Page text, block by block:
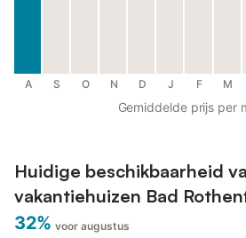
A S O N D J F M
Gemiddelde prijs per
Huidige beschikbaarheid
vakantiehuizen Bad
32% voor augustus